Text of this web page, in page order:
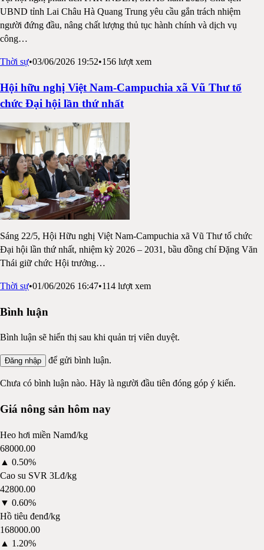
UBND tỉnh Lai Châu Hà Quang Trung yêu cầu gắn trách nhiệm
người đứng đầu, nâng chất lượng thủ tục hành chính và dịch vụ
công…
Thời sự•03/06/2026 19:52•156 lượt xem
Hội hữu nghị Việt Nam-Campuchia xã Vũ Thư tổ
chức Đại hội lần thứ nhất
Sáng 22/5, Hội Hữu nghị Việt Nam-Campuchia xã Vũ Thư tổ chức
Đại hội lần thứ nhất, nhiệm kỳ 2026 – 2031, bầu đồng chí Đặng Văn
Thái giữ chức Hội trưởng…
Thời sự•01/06/2026 16:47•114 lượt xem
Bình luận
Bình luận sẽ hiển thị sau khi quản trị viên duyệt.
Đăng nhập để gửi bình luận.
Chưa có bình luận nào. Hãy là người đầu tiên đóng góp ý kiến.
Giá nông sản hôm nay
Heo hơi miền Namđ/kg
68000.00
▲ 0.50%
Cao su SVR 3Lđ/kg
42800.00
▼ 0.60%
Hồ tiêu đenđ/kg
168000.00
▲ 1.20%